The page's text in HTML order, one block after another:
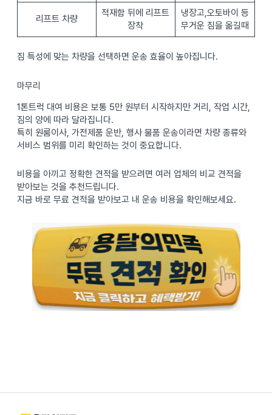
리프트 차량
적재함 뒤에 리프트
장착
냉장고,오토바이 등
무거운 짐을 옮길때
짐 특성에 맞는 차량을 선택하면 운송 효율이 높아집니다.
마무리
1톤트럭 대여 비용은 보통 5만 원부터 시작하지만 거리, 작업 시간,
짐의 양에 따라 달라집니다.
특히 원룸이사, 가전제품 운반, 행사 물품 운송이라면 차량 종류와
서비스 범위를 미리 확인하는 것이 중요합니다.
비용을 아끼고 정확한 견적을 받으려면 여러 업체의 비교 견적을
받아보는 것을 추천드립니다.
지금 바로 무료 견적을 받아보고 내 운송 비용을 확인해보세요.